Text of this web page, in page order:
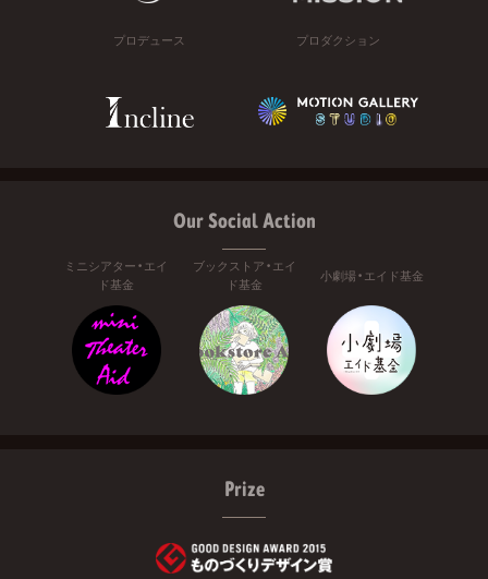
プロデュース プロダクション
Our Social Action
ミニシアター・エイ
ド基金
ブックストア・エイ
ド基金
小劇場・エイド基金
Prize